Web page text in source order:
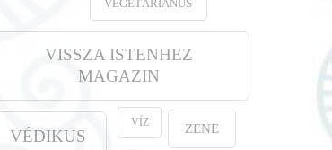
VEGETÁRIÁNUS
VISSZA ISTENHEZ
MAGAZIN
VÉDIKUS
VÍZ ZENE